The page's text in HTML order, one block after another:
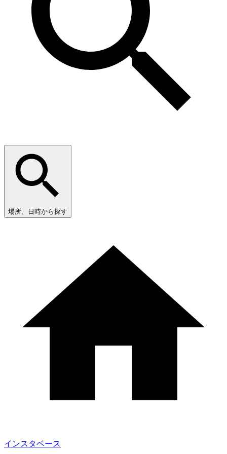
場所、日時から探す
インスタベース